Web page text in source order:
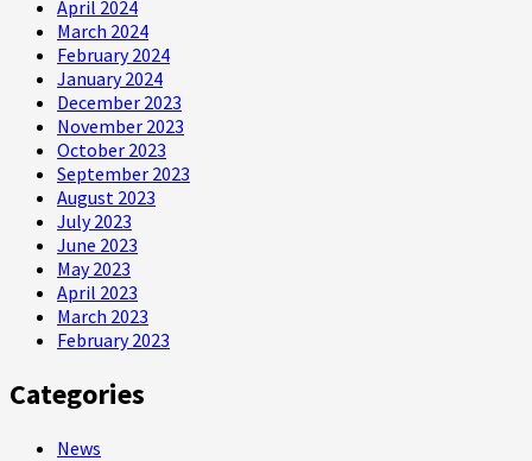
April 2024
March 2024
February 2024
January 2024
December 2023
November 2023
October 2023
September 2023
August 2023
July 2023
June 2023
May 2023
April 2023
March 2023
February 2023
Categories
News